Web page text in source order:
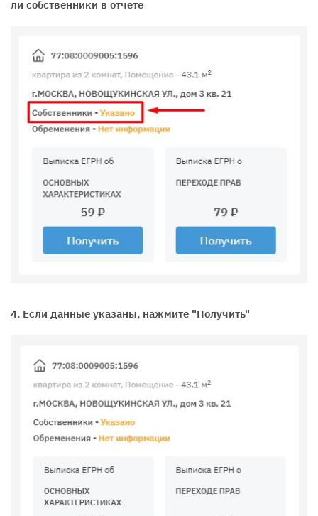
ли собственники в отчете
4. Если данные указаны, нажмите "Получить"